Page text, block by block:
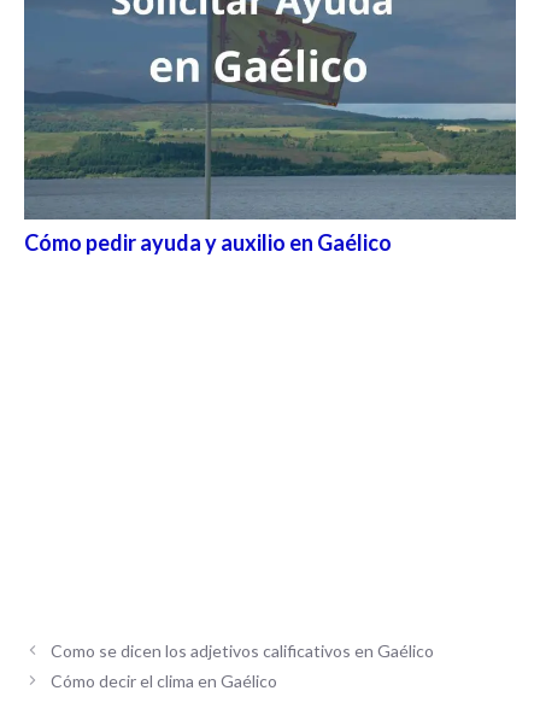
Cómo pedir ayuda y auxilio en Gaélico
Como se dicen los adjetivos calificativos en Gaélico
Cómo decir el clima en Gaélico